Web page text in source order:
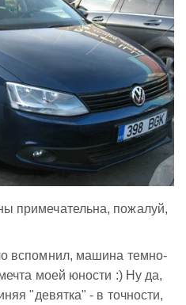
примечательна, пожалуй,
вспомнил, машина темно-
моей юности :) Ну да,
"девятка" - в точности,